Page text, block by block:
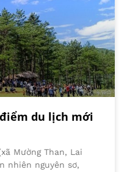
du lịch mới
Mường Than, Lai
nhiên nguyên sơ,